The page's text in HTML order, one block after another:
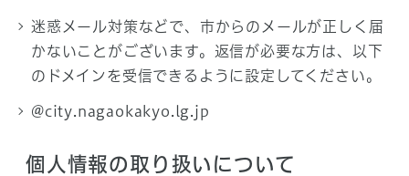
迷惑メール対策などで、市からのメールが正しく届
かないことがございます。返信が必要な方は、以下
のドメインを受信できるように設定してください。
@city.nagaokakyo.lg.jp
個人情報の取り扱いについて